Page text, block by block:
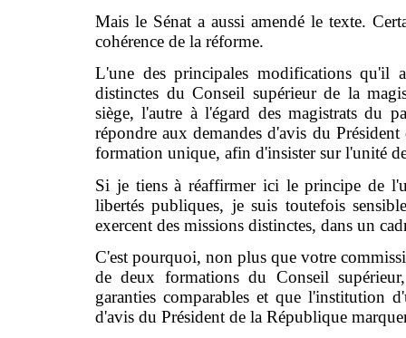
Mais le Sénat a aussi amendé le texte.
cohérence de la réforme.
L'une des principales modifications qu'il
distinctes du Conseil supérieur de la
siège, l'autre à l'égard des magistrats du
répondre aux demandes d'avis du
formation unique, afin d'insister sur l'unité
Si je tiens à réaffirmer ici le principe de
libertés publiques, je suis toutefois
exercent des missions distinctes, dans un
C'est pourquoi, non plus que votre
de deux formations du Conseil
garanties comparables et que l'institution
d'avis du Président de la République